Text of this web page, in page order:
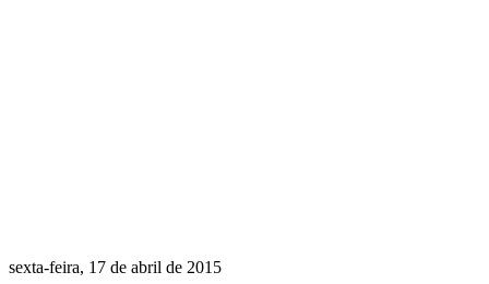
sexta-feira, 17 de abril de 2015